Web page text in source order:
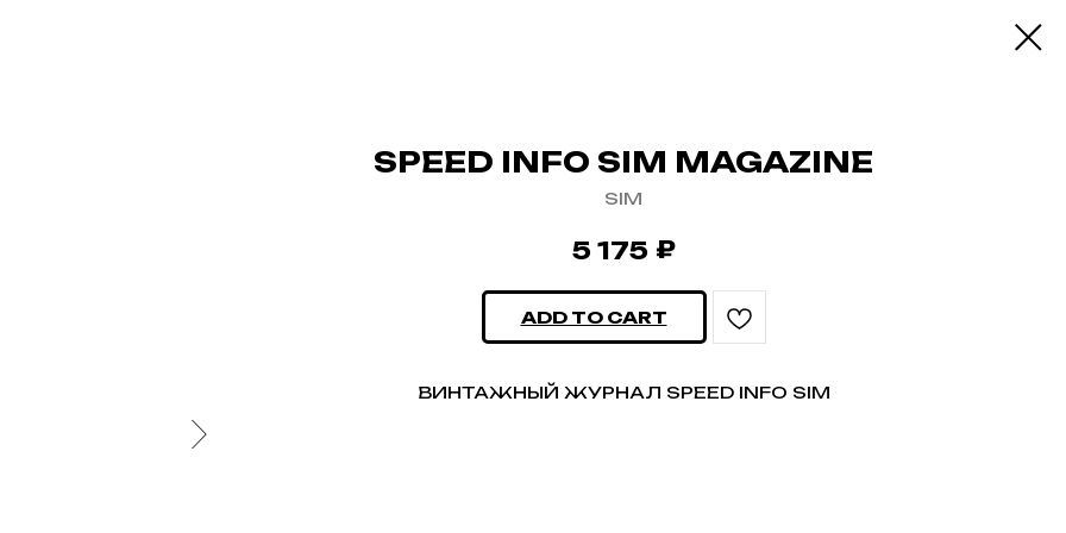
SPEED INFO SIM MAGAZINE
SIM
5 175 ₽
ADD TO CART
ВИНТАЖНЫЙ ЖУРНАЛ SPEED INFO SIM